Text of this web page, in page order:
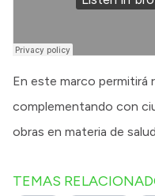
En este marco permitirá
complementando con
obras en materia de
TEMAS